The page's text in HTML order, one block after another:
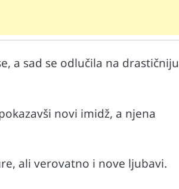
a sad se odlučila na drastičniju
novi imidž, a njena
ali verovatno i nove ljubavi.
Mr D Fit